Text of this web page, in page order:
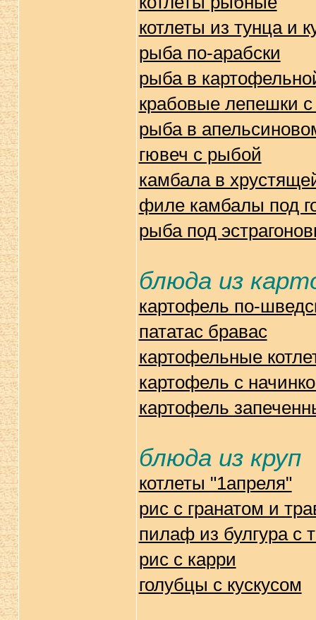
котлеты из тунца и
рыба по-арабски
рыба в
крабовые лепешки
рыба в
гювеч с рыбой
камбала в
филе камбалы под
рыба под
блюда из
картофель по-
пататас бравас
картофельные
картофель с
картофель
блюда из круп
котлеты "1апреля"
рис с гранатом и
пилаф из булгура с
рис с карри
голубцы с кускусом